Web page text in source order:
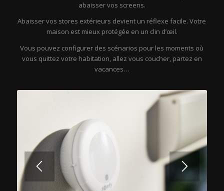
abaisser vos screens.
Abaisser vos stores extérieurs devient un réflexe facile. Votre
maison est mieux protégée en un clin d’œil.
Vous pouvez configurer des scénarios pour les moments où
vous quittez votre habitation, allez vous coucher, partez en
vacances…